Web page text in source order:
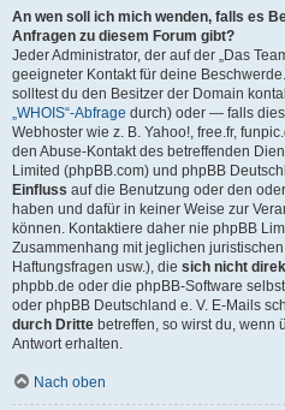
An wen soll ich mich wenden, falls es
Anfragen zu diesem Forum gibt?
Jeder Administrator, der auf der „Das
geeigneter Kontakt für deine
solltest du den Besitzer der Domain
„WHOIS“-Abfrage durch) oder — falls
Webhoster wie z. B. Yahoo!, free.fr,
den Abuse-Kontakt des betreffenden
Limited (phpBB.com) und phpBB
Einfluss auf die Benutzung oder den
haben und dafür in keiner Weise zur
können. Kontaktiere daher nie phpBB
Zusammenhang mit jeglichen
Haftungsfragen usw.), die sich nicht
phpbb.de oder die phpBB-Software
oder phpBB Deutschland e. V. E-Mails
durch Dritte betreffen, so wirst du, wenn
Antwort erhalten.
Nach oben